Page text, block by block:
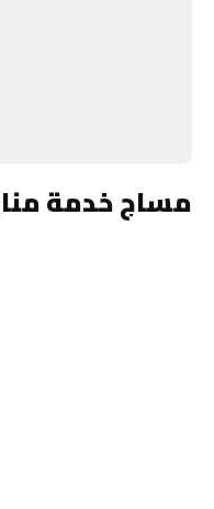
مساج خدمة منازل ٢٤ ساعة